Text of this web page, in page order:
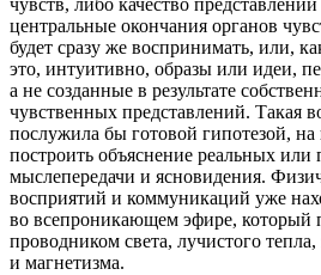
чувств, либо качество
центральные окончания органов
будет сразу же воспринимать, или,
это, интуитивно, образы или идеи,
а не созданные в результате
чувственных представлений. Такая
послужила бы готовой гипотезой,
построить объяснение реальных или
мыслепередачи и ясновидения.
восприятий и коммуникаций уже
во всепроникающем эфире, который
проводником света, лучистого тепла,
и магнетизма.